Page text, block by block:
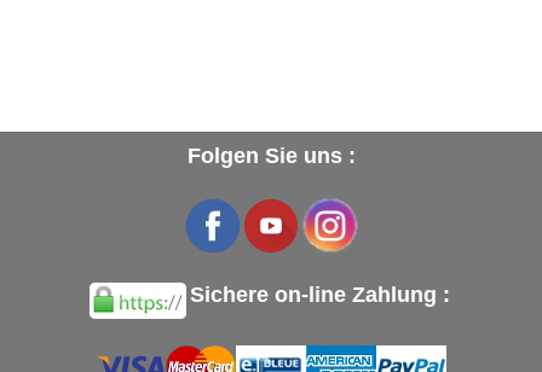
Folgen Sie uns :
Sichere on-line Zahlung :